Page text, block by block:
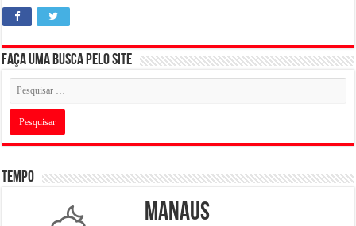
Faça uma busca pelo Site
Tempo
Manaus